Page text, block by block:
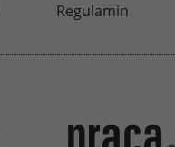
Regulamin